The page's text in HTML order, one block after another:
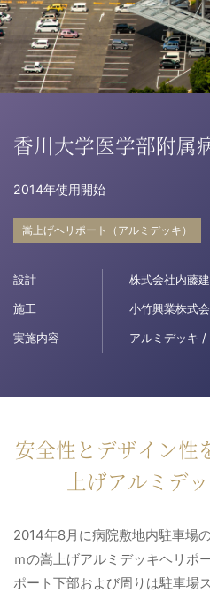
採用情報
お問い合わせ
自治体関係者の方
設計及び建築関係者の方
English
香川大学医学部附属
2014年使用開始
嵩上げヘリポート（アルミデッキ）
設計 株式会社内藤
施工 小竹興業株式
実施内容 アルミデッキ /
安全性とデザイン性
上げアルミデ
2014年8月に病院敷地内駐車場
ｍの嵩上げアルミデッキヘリポ
ポート下部および周りは駐車場